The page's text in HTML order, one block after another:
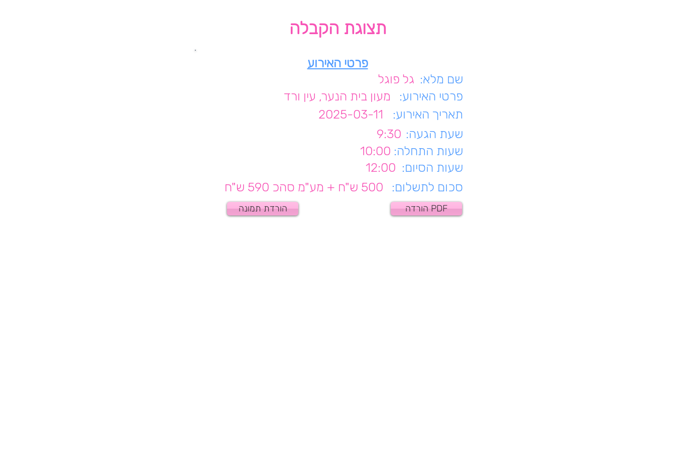
תצוגת הקבלה
פרטי האירוע
שם מלא: גל פוגל
מעון בית הנער, עין ורד
פרטי האירוע:
2025-03-11
תאריך האירוע:
9:30 שעת הגעה:
10:00 שעות התחלה:
12:00 שעות הסיום:
500 ש"ח + מע"מ סהכ 590 ש"ח
סכום לתשלום:
הורדת תמונה הורדה PDF